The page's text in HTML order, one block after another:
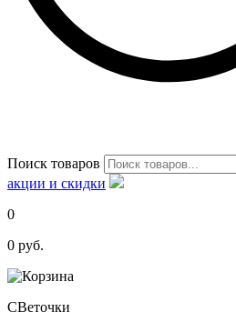
Поиск товаров
акции и скидки
0
0 руб.
СВеточки